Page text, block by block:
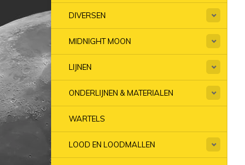
DIVERSEN
MIDNIGHT MOON
LIJNEN
ONDERLIJNEN & MATERIALEN
WARTELS
LOOD EN LOODMALLEN